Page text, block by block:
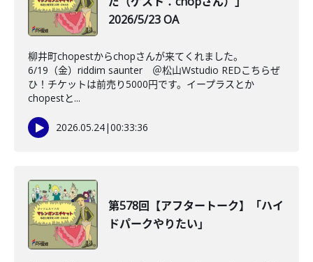
2026/5/23 OA
柳井町chopestからchopさんが来てくれました。
6/19（金）riddim saunter ＠松山Wstudio REDこちらぜ
ひ！チケットは前売り5000円です。イープラスとか
chopestと...
2026.05.24|00:33:36
第578回【アフタートーク】「ハイ
ドパークやりたい」